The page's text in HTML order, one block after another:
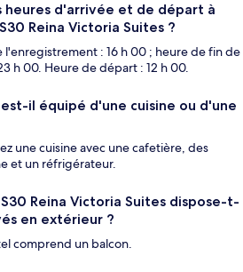
heures d'arrivée et de départ à
Reina Victoria Suites ?
: 16 h 00 ; heure de fin de
h 00. Heure de départ : 12 h 00.
il équipé d'une cuisine ou d'une
une cuisine avec une cafetière, des
et un réfrigérateur.
Reina Victoria Suites dispose-t-
en extérieur ?
comprend un balcon.